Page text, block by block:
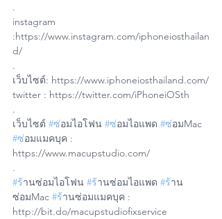
.
instagram
:https://www.instagram.com/iphoneiosthailan
d/
.
เว็บไซต์: https://www.iphoneiosthailand.com/
twitter : https://twitter.com/iPhoneiOSth
.
เว็บไซต์ #ซ่อมไอโฟน #ซ่อมไอแพด #ซ่อมMac
#ซ่อมแมคบุค :
https://www.macupstudio.com/
.
#ร้านซ่อมไอโฟน #ร้านซ่อมไอแพด #ร้าน
ซ่อมMac #ร้านซ่อมแมคบุค :
http://bit.do/macupstudiofixservice